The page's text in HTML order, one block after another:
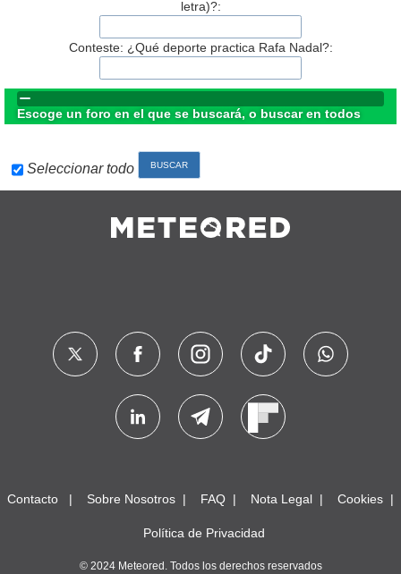
letra)?:
Conteste: ¿Qué deporte practica Rafa Nadal?:
Escoge un foro en el que se buscará, o buscar en todos
Seleccionar todo
Contacto Sobre Nosotros FAQ Nota Legal Cookies
Política de Privacidad
© 2024 Meteored. Todos los derechos reservados